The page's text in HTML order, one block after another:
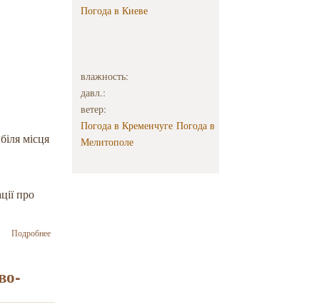
місця
про
Подробнеео У Гадячі
Погода в Киеве
влажность:
давл.:
ветер:
Погода в Кременчуге Погода в
Мелитополе